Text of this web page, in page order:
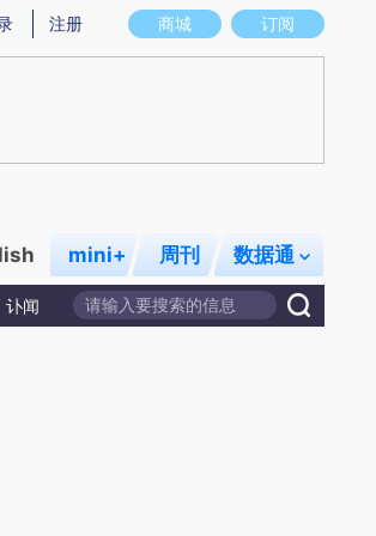
意图存在偏差。不代表财新观点和立场。推荐点击链接
商城 订阅
注册
mini+ 周刊 数据通
讣闻